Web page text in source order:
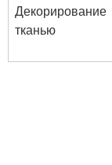
Декорирование
тканью